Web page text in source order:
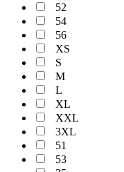
52
54
56
XS
S
M
L
XL
XXL
3XL
51
53